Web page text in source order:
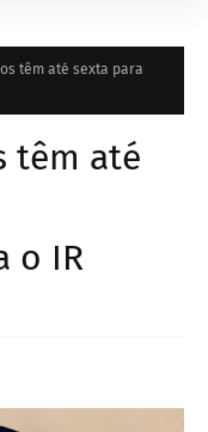
têm até sexta para
têm até
o IR